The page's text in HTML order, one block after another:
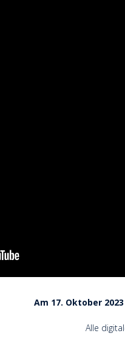
Am 17. Oktober 2023
Alle